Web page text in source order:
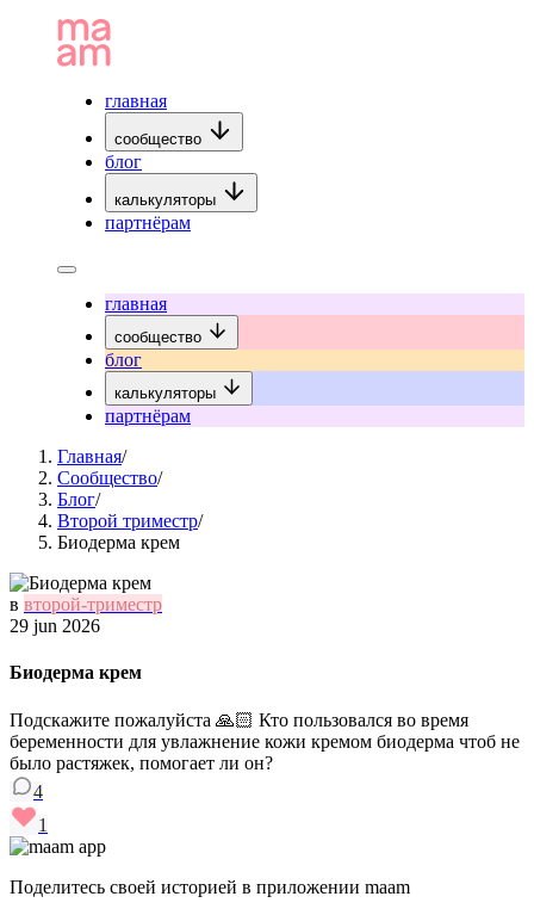
главная
сообщество
блог
калькуляторы
партнёрам
главная
сообщество
блог
калькуляторы
партнёрам
Главная/
Сообщество/
Блог/
Второй триместр/
Биодерма крем
в второй-триместр
29 jun 2026
Биодерма крем
Подскажите пожалуйста 🙏🏻 Кто пользовался во время
беременности для увлажнение кожи кремом биодерма чтоб не
было растяжек, помогает ли он?
4
1
Поделитесь своей историей в приложении maam